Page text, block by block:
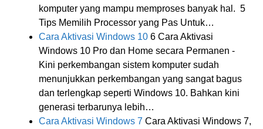
komputer yang mampu memproses banyak hal. 5
Tips Memilih Processor yang Pas Untuk…
Cara Aktivasi Windows 10 6 Cara Aktivasi
Windows 10 Pro dan Home secara Permanen -
Kini perkembangan sistem komputer sudah
menunjukkan perkembangan yang sangat bagus
dan terlengkap seperti Windows 10. Bahkan kini
generasi terbarunya lebih…
Cara Aktivasi Windows 7 Cara Aktivasi Windows 7,